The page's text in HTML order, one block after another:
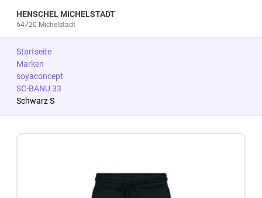
HENSCHEL MICHELSTADT
64720 Michelstadt
Startseite
Marken
soyaconcept
SC-BANU 33
Schwarz S